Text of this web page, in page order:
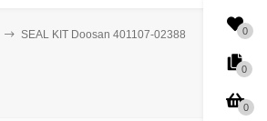
SEAL KIT Doosan 401107-02388 0
0
0